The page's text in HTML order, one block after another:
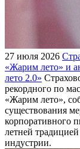
27 июля 2026
«Жарим лето» и
лето 2.0»
рекордного по
«Жарим лето»,
существования
корпоративного
летней
индустрии.